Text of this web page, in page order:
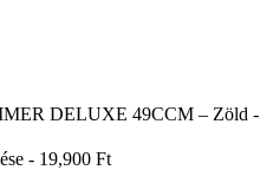
DELUXE 49CCM – Zöld -
- 19,900 Ft